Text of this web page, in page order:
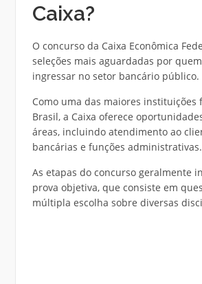
Caixa?
O concurso da Caixa Econômica
seleções mais aguardadas por
ingressar no setor bancário público.
Como uma das maiores instituições
Brasil, a Caixa oferece
áreas, incluindo atendimento ao
bancárias e funções administrativas.
As etapas do concurso geralmente
prova objetiva, que consiste em
múltipla escolha sobre diversas